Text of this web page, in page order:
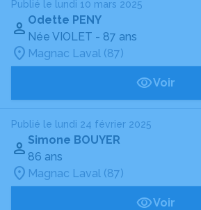
Publié le lundi 10 mars 2025
Odette PENY
Née VIOLET - 87 ans
Magnac Laval (87)
Voir
Publié le lundi 24 février 2025
Simone BOUYER
86 ans
Magnac Laval (87)
Voir